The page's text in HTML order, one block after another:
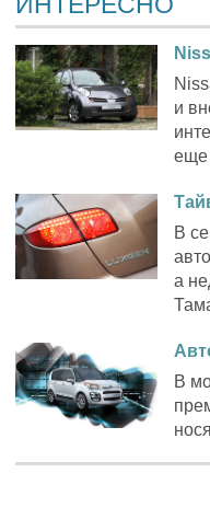
и
еще
В
а
В